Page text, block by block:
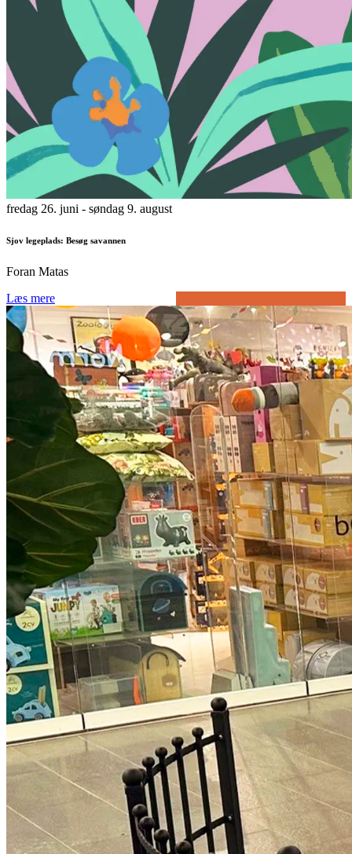
fredag 26. juni - søndag 9. august
Sjov legeplads: Besøg savannen
Foran Matas
Læs mere